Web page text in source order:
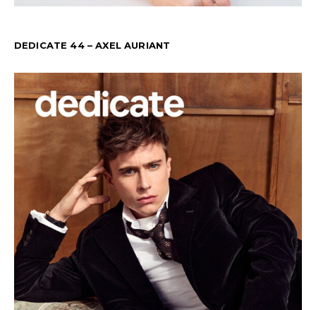
DEDICATE 44 – AXEL AURIANT